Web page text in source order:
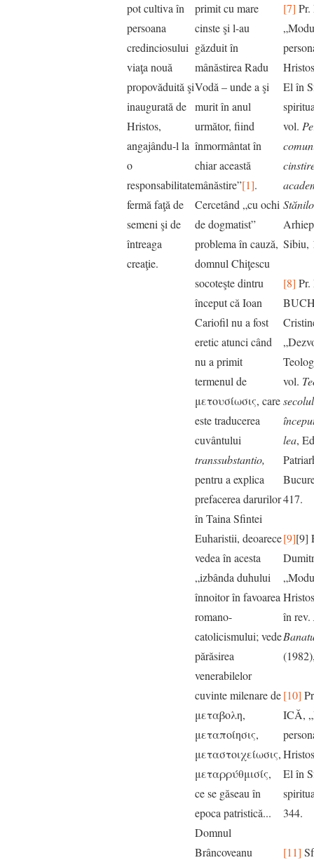
pot cultiva în
persoana
credinciosului
viaţa nouă
propovăduită şi
inaugurată de
Hristos,
angajându-l la
o
responsabilitate
fermă faţă de
semeni şi de
întreaga
creaţie.
primit cu mare
cinste şi l-au
găzduit în
mânăstirea Radu
Vodă – unde a şi
murit în anul
următor, fiind
înmormântat în
chiar această
mânăstire”[1].
Cercetând „cu ochi
de dogmatist”
problema în cauză,
domnul Chiţescu
socoteşte dintru
început că Ioan
Cariofil nu a fost
eretic atunci când
nu a primit
termenul de
μετουσίωσις, care
este traducerea
cuvântului
transsubstantio,
pentru a explica
prefacerea darurilor
în Taina Sfintei
Euharistii, deoarece
vedea în acesta
„izbânda duhului
înnoitor în favoarea
romano-
catolicismului; vede
părăsirea
venerabilelor
cuvinte milenare de
μεταβολη,
μεταποίησις,
μεταστοιχείωσις,
μεταρρύθμισίς,
ce se găseau în
epoca patristică...
Domnul
Brâncoveanu
[7]
El în
vol.
Sibiu,
[8] Pr.
vol.
lea,
417.
[9][9]
în rev.
[10]
ICĂ,
El în
344.
[11]